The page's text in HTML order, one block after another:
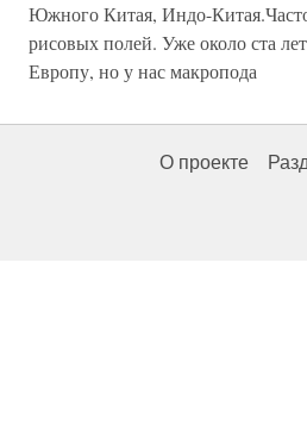
Южного Китая, Индо-
рисовых полей. Уже около ста
Европу, но у нас макропода
О проекте